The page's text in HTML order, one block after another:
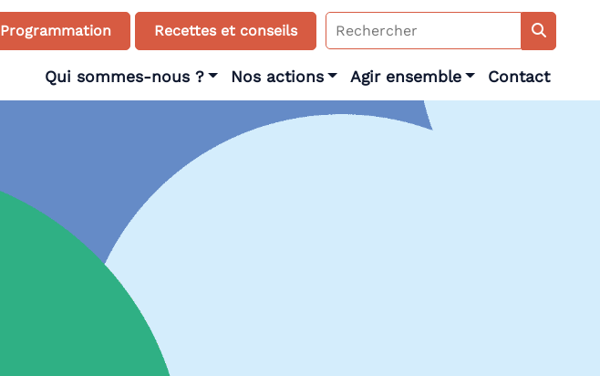
Programmation Recettes et conseils
Search
for:
Qui sommes-nous ? Nos actions Agir ensemble Contact